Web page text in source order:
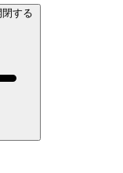
する